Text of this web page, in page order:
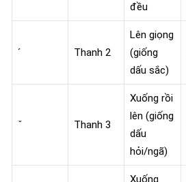
đều
ˊ Thanh 2
Lên giọng
(giống
dấu sắc)
ˇ Thanh 3
Xuống rồi
lên (giống
dấu
hỏi/ngã)
Xuống